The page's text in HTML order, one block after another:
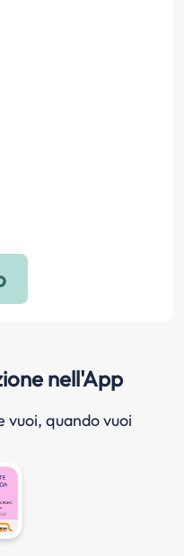
nell'App
vuoi, quando vuoi